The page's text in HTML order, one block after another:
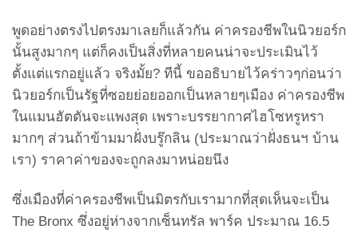
พูดอย่างตรงไปตรงมาเลยก็แล้วกัน ค่าครองชีพในนิวยอร์ก
นั้นสูงมากๆ แต่ก็คงเป็นสิ่งที่หลายคนน่าจะประเมินไว้
ตั้งแต่แรกอยู่แล้ว จริงมั้ย? ทีนี้ ขออธิบายไว้คร่าวๆก่อนว่า
นิวยอร์กเป็นรัฐที่ซอยย่อยออกเป็นหลายๆเมือง ค่าครองชีพ
ในแมนฮัตตันจะแพงสุด เพราะบรรยากาศไฮโซหรูหรา
มากๆ ส่วนถ้าข้ามมาฝั่งบรู๊กลิน (ประมาณว่าฝั่งธนฯ บ้าน
เรา) ราคาค่าของจะถูกลงมาหน่อยนึง
ซึ่งเมืองที่ค่าครองชีพเป็นมิตรกับเรามากที่สุดเห็นจะเป็น
The Bronx ซึ่งอยู่ห่างจากเซ็นทรัล พาร์ค ประมาณ 16.5